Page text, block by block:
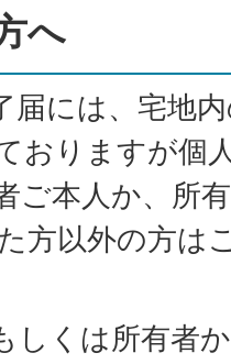
へ
届には、宅地
おりますが個
ご本人か、所
方以外の方は
しくは所有者